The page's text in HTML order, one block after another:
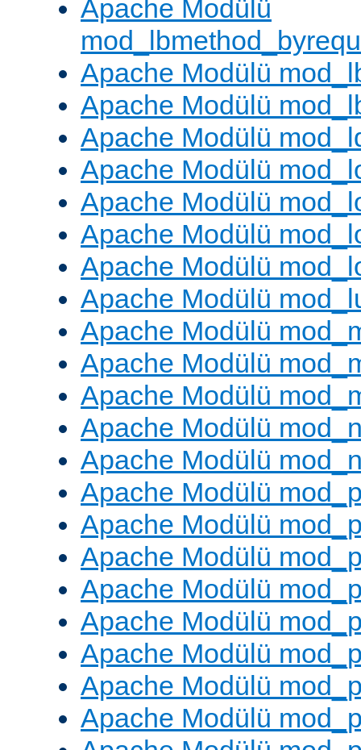
Apache Modülü
Apache Modülü
Apache Modülü
Apache Modülü
Apache Modülü
Apache Modülü
Apache Modülü
Apache Modülü
Apache Modülü
Apache Modülü
Apache Modülü
Apache Modülü
Apache Modülü
Apache Modülü
Apache Modülü
Apache Modülü
Apache Modülü
Apache Modülü
Apache Modülü
Apache Modülü
Apache Modülü
Apache Modülü